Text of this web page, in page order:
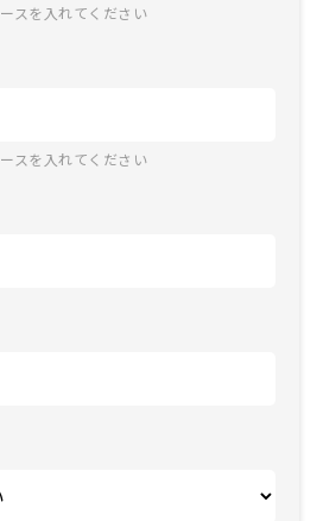
スを入れてください
スを入れてください